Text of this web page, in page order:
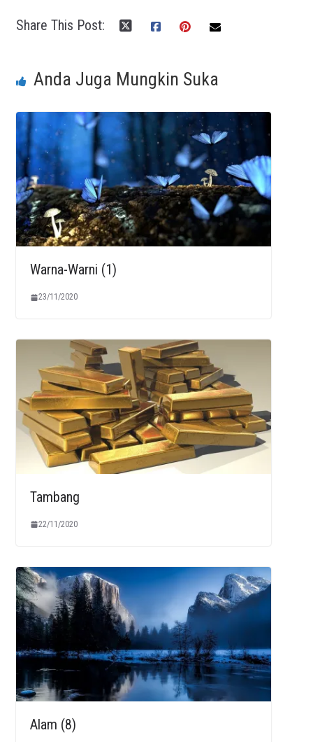
Share This Post:
Anda Juga Mungkin Suka
Warna-Warni (1)
23/11/2020
Tambang
22/11/2020
Alam (8)